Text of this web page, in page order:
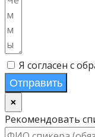
Я согласен с
Отправить
×
Рекомендовать